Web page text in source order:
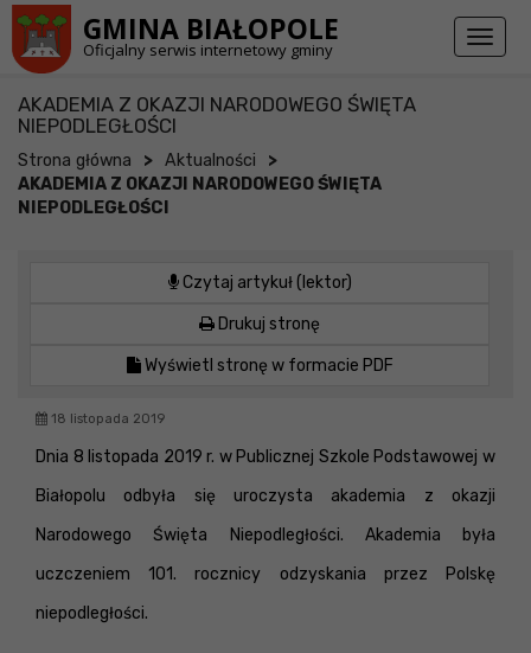
GMINA BIAŁOPOLE
Oficjalny serwis internetowy gminy
Toggle
AKADEMIA Z OKAZJI NARODOWEGO ŚWIĘTA
NIEPODLEGŁOŚCI
Strona główna > Aktualności >
AKADEMIA Z OKAZJI NARODOWEGO ŚWIĘTA
NIEPODLEGŁOŚCI
Czytaj artykuł (lektor)
Drukuj stronę
Wyświetl stronę w formacie PDF
18 listopada 2019
Dnia 8 listopada 2019 r. w Publicznej Szkole Podstawowej w
Białopolu odbyła się uroczysta akademia z okazji
Narodowego Święta Niepodległości. Akademia była
uczczeniem 101. rocznicy odzyskania przez Polskę
niepodległości.